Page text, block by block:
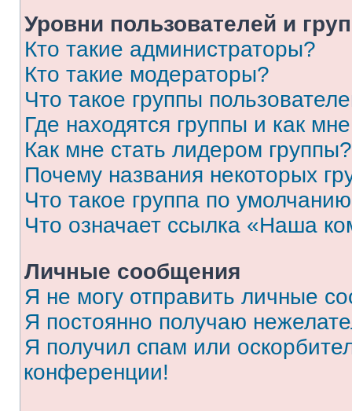
Уровни пользователей и
Кто такие администраторы?
Кто такие модераторы?
Что такое группы
Где находятся группы и как
Как мне стать лидером группы?
Почему названия некоторых
Что такое группа по
Что означает ссылка «Наша
Личные сообщения
Я не могу отправить личные
Я постоянно получаю
Я получил спам или
конференции!